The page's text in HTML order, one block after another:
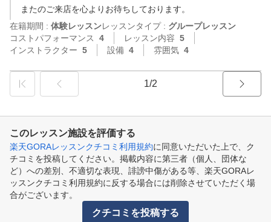
在籍期間 : 体験レッスンレッスンタイプ : グループレッスン
コストパフォーマンス
4 レッスン内容 5
インストラクター 5 設備 4 雰囲気 4
1/2
このレッスン施設を評価する
楽天GORAレッスンクチコミ利用規約に同意いただいた上で、ク
チコミを投稿してください。掲載内容に第三者（個人、団体な
ど）への差別、不適切な表現、誹謗中傷がある等、楽天GORAレ
ッスンクチコミ利用規約に反する場合には削除させていただく場
合がございます。
クチコミを投稿する